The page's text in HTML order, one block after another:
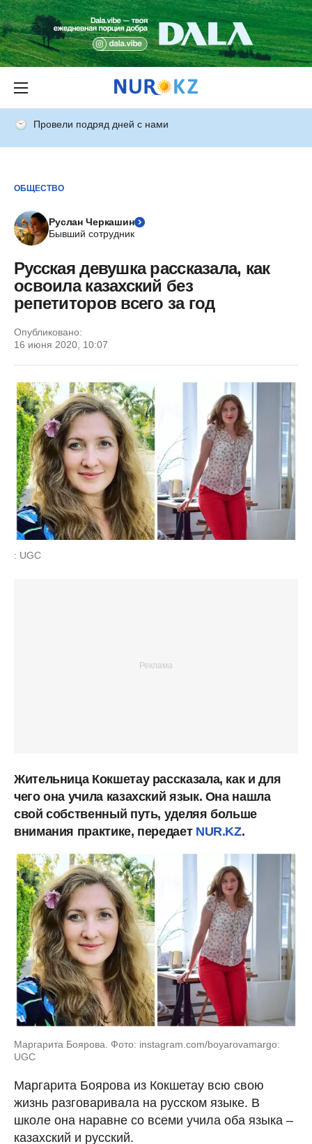
Провели подряд дней с нами
ОБЩЕСТВО
Руслан Черкашин
Бывший сотрудник
Русская девушка рассказала, как
освоила казахский без
репетиторов всего за год
Опубликовано:
16 июня 2020, 10:07
: UGC
Жительница Кокшетау рассказала, как и для
чего она учила казахский язык. Она нашла
свой собственный путь, уделяя больше
внимания практике, передает NUR.KZ.
Маргарита Боярова. Фото: instagram.com/boyarovamargo:
UGC
Маргарита Боярова из Кокшетау всю свою
жизнь разговаривала на русском языке. В
школе она наравне со всеми учила оба языка –
казахский и русский.